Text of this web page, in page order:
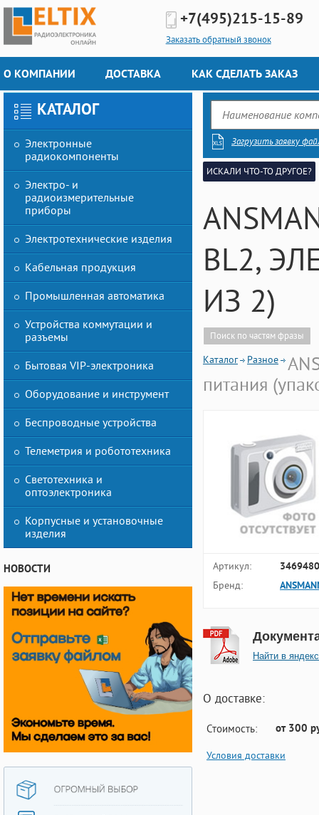
+7(495)215-15-89
Заказать обратный звонок
О КОМПАНИИ ДОСТАВКА КАК СДЕЛАТЬ ЗАКАЗ
КАТАЛОГ
Электронные
радиокомпоненты
Электро- и
радиоизмерительные
приборы
Электротехнические изделия
Кабельная продукция
Промышленная автоматика
Устройства коммутации и
разъемы
Бытовая VIP-электроника
Оборудование и инструмент
Беспроводные устройства
Телеметрия и робототехника
Светотехника и
оптоэлектроника
Корпусные и установочные
изделия
НОВОСТИ
Загрузить заявку
ИСКАЛИ ЧТО-ТО ДРУГОЕ?
BL2,
ИЗ 2)
Поиск по частям фразы
Каталог Разное
питания
Артикул: 3469480
Бренд:
Найти в яндекс
О доставке:
Стоимость: от 300
Условия доставки